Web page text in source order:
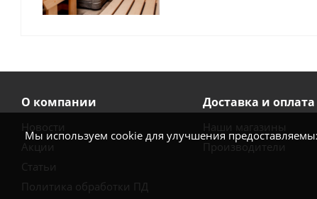
Мы используем cookie для улучшения
О компании
Новости
Акции
Статьи
Политика обработки ПД
Доставка и оплата
Наши магазины
Производители